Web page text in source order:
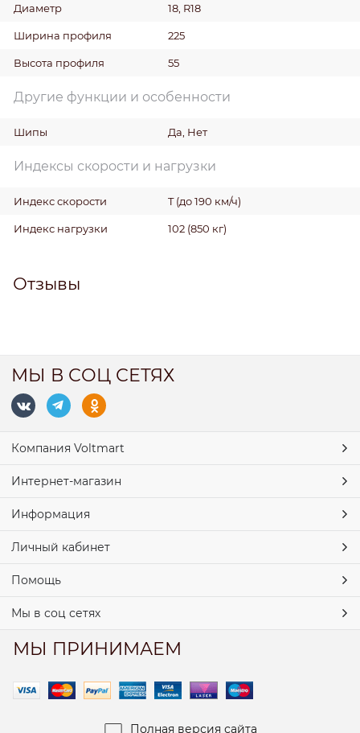
Диаметр 18, R18
Ширина профиля 225
Высота профиля 55
Другие функции и особенности
Шипы Да, Нет
Индексы скорости и нагрузки
Индекс скорости T (до 190 км/ч)
Индекс нагрузки 102 (850 кг)
Отзывы
МЫ В СОЦ СЕТЯХ
Компания Voltmart
Интернет-магазин
Информация
Личный кабинет
Помощь
Мы в соц сетях
МЫ ПРИНИМАЕМ
Полная версия сайта